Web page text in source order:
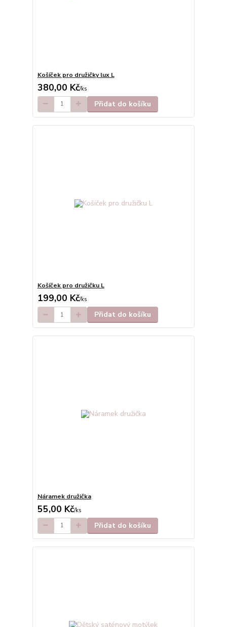
Košíček pro družičky lux L
380,00 Kč/ks
Přidat do košíku
Košíček pro družičku L
199,00 Kč/ks
Přidat do košíku
Náramek družička
55,00 Kč/ks
Přidat do košíku